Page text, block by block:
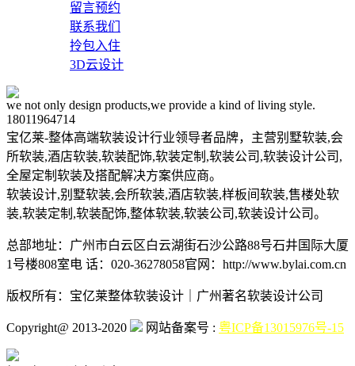
留言预约
联系我们
拎包入住
3D云设计
we not only design products,we provide a kind of living style.
18011964714
宝亿莱-整体高端软装设计行业领导者品牌，主营别墅软装,会
所软装,酒店软装,软装配饰,软装定制,软装公司,软装设计公司,
全屋定制软装及搭配解决方案供应商。
软装设计,别墅软装,会所软装,酒店软装,样板间软装,售楼处软
装,软装定制,软装配饰,整体软装,软装公司,软装设计公司。
总部地址：广州市白云区白云湖街石沙公路88号石井国际大厦
1号楼808室电 话：020-36278058官网：http://www.bylai.com.cn
版权所有：宝亿莱整体软装设计｜广州著名软装设计公司
Copyright@ 2013-2020 网站备案号 : 粤ICP备13015976号-15